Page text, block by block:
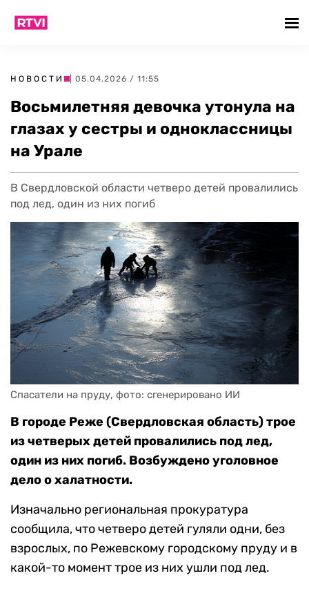
НОВОСТИ | 05.04.2026 / 11:55
Восьмилетняя девочка утонула на
глазах у сестры и одноклассницы
на Урале
В Свердловской области четверо детей провалились
под лед, один из них погиб
Спасатели на пруду, фото: сгенерировано ИИ
В городе Реже (Свердловская область) трое
из четверых детей провалились под лед,
один из них погиб. Возбуждено уголовное
дело о халатности.
Изначально региональная прокуратура
сообщила, что четверо детей гуляли одни, без
взрослых, по Режевскому городскому пруду и в
какой-то момент трое из них ушли под лед.